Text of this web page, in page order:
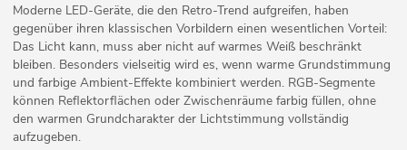
Moderne LED-Geräte, die den Retro-Trend aufgreifen, haben
gegenüber ihren klassischen Vorbildern einen wesentlichen Vorteil:
Das Licht kann, muss aber nicht auf warmes Weiß beschränkt
bleiben. Besonders vielseitig wird es, wenn warme Grundstimmung
und farbige Ambient-Effekte kombiniert werden. RGB-Segmente
können Reflektorflächen oder Zwischenräume farbig füllen, ohne
den warmen Grundcharakter der Lichtstimmung vollständig
aufzugeben.